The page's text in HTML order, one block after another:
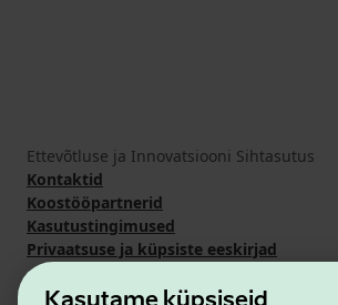
Ettevõtluse ja Innovatsiooni Sihtasutus
Kontaktid
Koostööpartnerid
Kasutustingimused
Privaatsuse ja küpsiste eeskirjad